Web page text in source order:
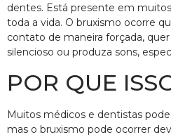
dentes. Está presente em
toda a vida. O bruxismo ocorre
contato de maneira forçada,
silencioso ou produza sons,
POR QUE
Muitos médicos e dentistas
mas o bruxismo pode ocorrer